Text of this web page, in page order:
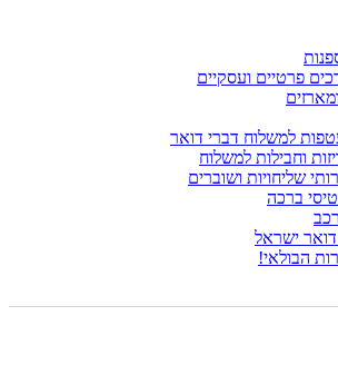
פרטיים ועסקיים
למשלוח דברי דואר
וחבילות למשלוח
שליחויות ושוברים
ברכה
דואר ישראל
הבולאי!